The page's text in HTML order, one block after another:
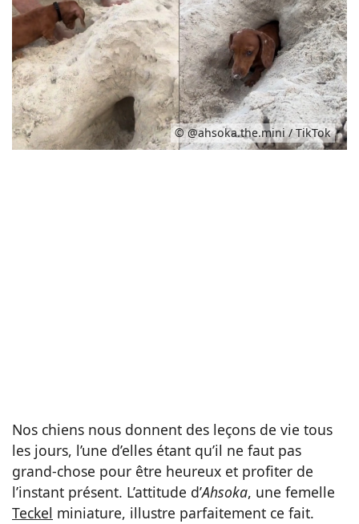
© @ahsoka.the.mini / TikTok
Nos chiens nous donnent des leçons de vie tous
les jours, l’une d’elles étant qu’il ne faut pas
grand-chose pour être heureux et profiter de
l’instant présent. L’attitude d’Ahsoka, une femelle
Teckel miniature, illustre parfaitement ce fait.